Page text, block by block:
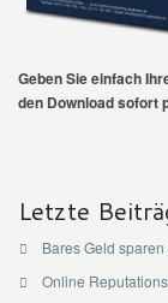
Geben Sie einfach
den Download sofort
Letzte
Bares Geld
Online